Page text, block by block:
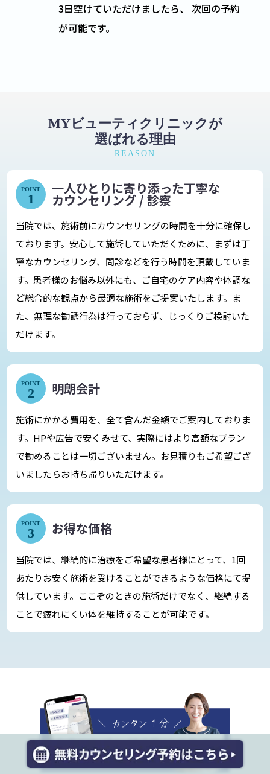
3日空けていただけましたら、 次回の予約
が可能です。
MYビューティクリニックが
選ばれる理由
REASON
POINT
1
一人ひとりに寄り添った丁寧な
カウンセリング / 診察
当院では、施術前にカウンセリングの時間を十分に確保し
ております。安心して施術していただくために、まずは丁
寧なカウンセリング、問診などを行う時間を頂戴していま
す。患者様のお悩み以外にも、ご自宅のケア内容や体調な
ど総合的な観点から最適な施術をご提案いたします。ま
た、無理な勧誘行為は行っておらず、じっくりご検討いた
だけます。
POINT
2 明朗会計
施術にかかる費用を、全て含んだ金額でご案内しておりま
す。HPや広告で安くみせて、実際にはより高額なプラン
で勧めることは一切ございません。お見積りもご希望ござ
いましたらお持ち帰りいただけます。
POINT
3 お得な価格
当院では、継続的に治療をご希望な患者様にとって、1回
あたりお安く施術を受けることができるような価格にて提
供しています。ここぞのときの施術だけでなく、継続する
ことで疲れにくい体を維持することが可能です。